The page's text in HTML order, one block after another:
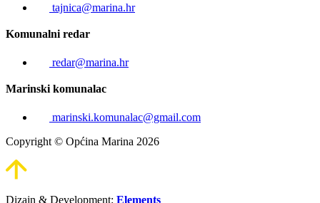
tajnica@marina.hr
Komunalni redar
redar@marina.hr
Marinski komunalac
marinski.komunalac@gmail.com
Copyright © Općina Marina 2026
Dizajn & Development: Elements